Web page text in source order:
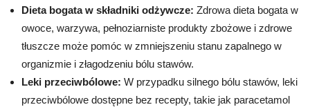
Dieta bogata w składniki odżywcze: Zdrowa dieta bogata w
owoce, warzywa, pełnoziarniste produkty zbożowe i zdrowe
tłuszcze może pomóc w zmniejszeniu stanu zapalnego w
organizmie i złagodzeniu bólu stawów.
Leki przeciwbólowe: W przypadku silnego bólu stawów, leki
przeciwbólowe dostępne bez recepty, takie jak paracetamol